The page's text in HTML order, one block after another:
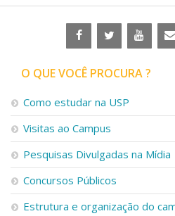
O QUE VOCÊ PROCURA ?
Como estudar na USP
Visitas ao Campus
Pesquisas Divulgadas na Mídia
Concursos Públicos
Estrutura e organização do